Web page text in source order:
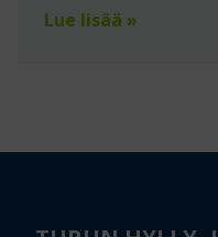
Lue lisää »